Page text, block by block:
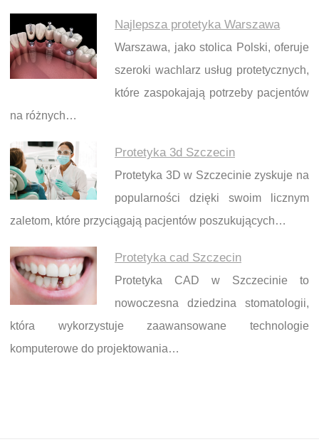
Najlepsza protetyka Warszawa
Warszawa, jako stolica Polski, oferuje
szeroki wachlarz usług protetycznych,
które zaspokajają potrzeby pacjentów
na różnych…
Protetyka 3d Szczecin
Protetyka 3D w Szczecinie zyskuje na
popularności dzięki swoim licznym
zaletom, które przyciągają pacjentów poszukujących…
Protetyka cad Szczecin
Protetyka CAD w Szczecinie to
nowoczesna dziedzina stomatologii,
która wykorzystuje zaawansowane technologie
komputerowe do projektowania…